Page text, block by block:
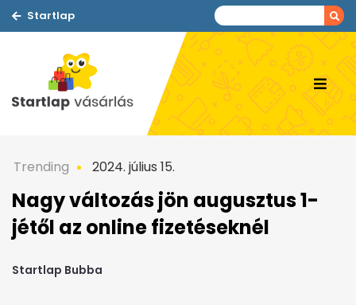
Startlap
Trending 2024. július 15.
Nagy változás jön augusztus 1-
jétől az online fizetéseknél
Startlap Bubba